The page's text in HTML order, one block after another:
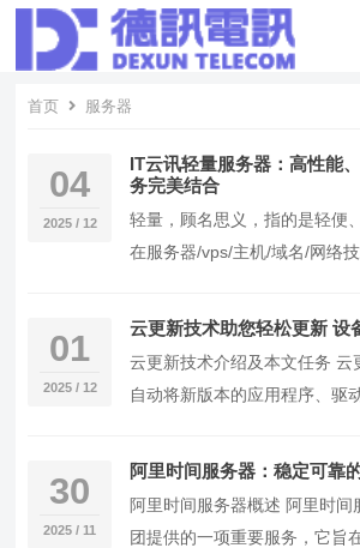
首页 服务器
04
2025 / 12
IT云讯轻量服务器：高性能
务完美结合
轻量，顾名思义，指的是轻便
在服务器/vps/主机/域名/网络
优…
01
2025 / 12
云更新技术助您轻松更新 设
云更新技术介绍及本文任务 云
自动将新版本的应用程序、驱
用户设…
30
2025 / 11
阿里时间服务器：稳定可靠
阿里时间服务器概述 阿里时
团提供的一项重要服务，它旨